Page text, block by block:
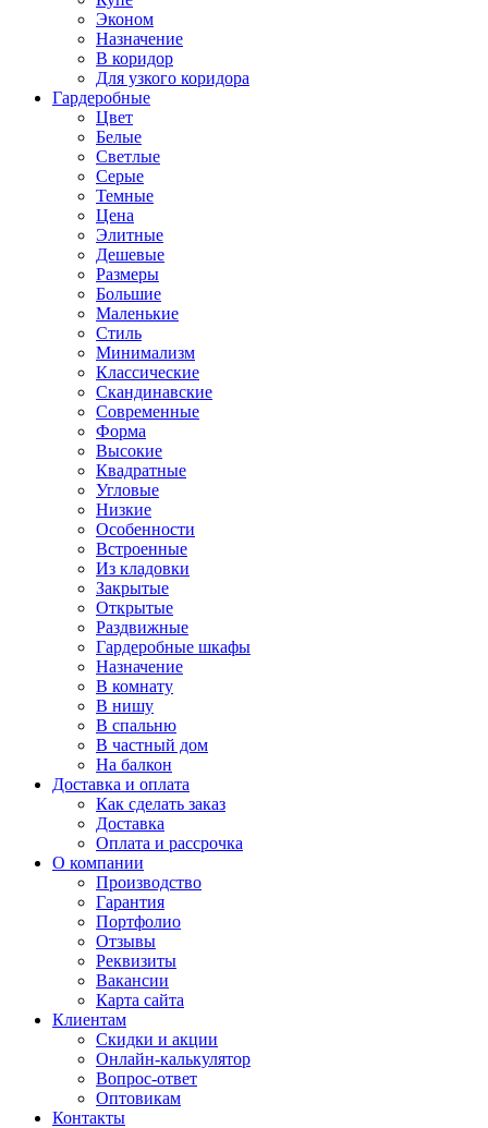
Эконом
Назначение
В коридор
Для узкого коридора
Гардеробные
Цвет
Белые
Светлые
Серые
Темные
Цена
Элитные
Дешевые
Размеры
Большие
Маленькие
Стиль
Минимализм
Классические
Скандинавские
Современные
Форма
Высокие
Квадратные
Угловые
Низкие
Особенности
Встроенные
Из кладовки
Закрытые
Открытые
Раздвижные
Гардеробные шкафы
Назначение
В комнату
В нишу
В спальню
В частный дом
На балкон
Доставка и оплата
Как сделать заказ
Доставка
Оплата и рассрочка
О компании
Производство
Гарантия
Портфолио
Отзывы
Реквизиты
Вакансии
Карта сайта
Клиентам
Скидки и акции
Онлайн-калькулятор
Вопрос-ответ
Оптовикам
Контакты